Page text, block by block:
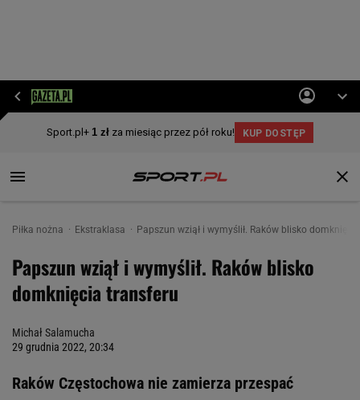
Piłka nożna Ekstraklasa Papszun wziął i wymyślił. Raków blisko
Papszun wziął i wymyślił. Raków blisko
domknięcia transferu
Michał Salamucha
29 grudnia 2022, 20:34
Raków Częstochowa nie zamierza przespać